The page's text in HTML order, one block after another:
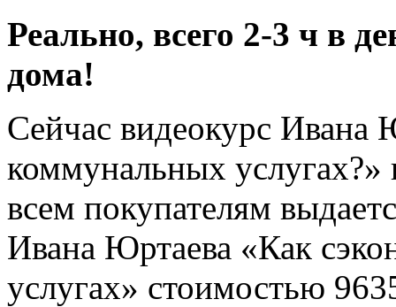
Реально, всего 2-3 ч в
дома!
Сейчас видеокурс Ивана
коммунальных услугах?»
всем покупателям
Ивана Юртаева «Как
услугах» стоимостью